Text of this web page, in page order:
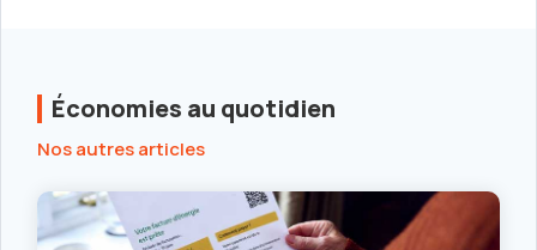
Économies au quotidien
Nos autres articles